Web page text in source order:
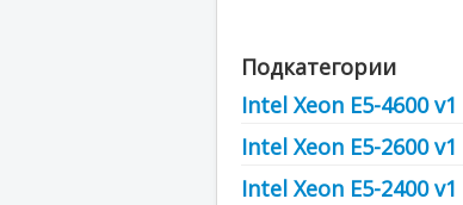
Подкатегории
Intel Xeon E5-4600 v1
Intel Xeon E5-2600 v1
Intel Xeon E5-2400 v1